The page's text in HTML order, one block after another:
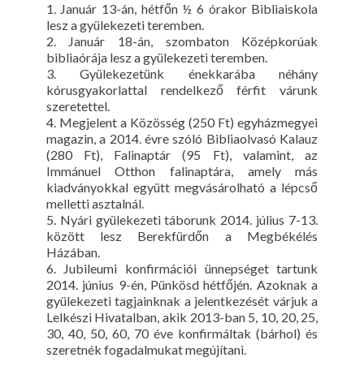
1. Január 13-án, hétfőn ½ 6 órakor Bibliaiskola
lesz a gyülekezeti teremben.
2. Január 18-án, szombaton Középkorúak
bibliaórája lesz a gyülekezeti teremben.
3. Gyülekezetünk énekkarába néhány
kórusgyakorlattal rendelkező férfit várunk
szeretettel.
4. Megjelent a Közösség (250 Ft) egyházmegyei
magazin, a 2014. évre szóló Bibliaolvasó Kalauz
(280 Ft), Falinaptár (95 Ft), valamint, az
Immánuel Otthon falinaptára, amely más
kiadványokkal együtt megvásárolható a lépcső
melletti asztalnál.
5. Nyári gyülekezeti táborunk 2014. július 7-13.
között lesz Berekfürdőn a Megbékélés
Házában.
6. Jubileumi konfirmációi ünnepséget tartunk
2014. június 9-én, Pünkösd hétfőjén. Azoknak a
gyülekezeti tagjainknak a jelentkezését várjuk a
Lelkészi Hivatalban, akik 2013-ban 5, 10, 20, 25,
30, 40, 50, 60, 70 éve konfirmáltak (bárhol) és
szeretnék fogadalmukat megújítani.